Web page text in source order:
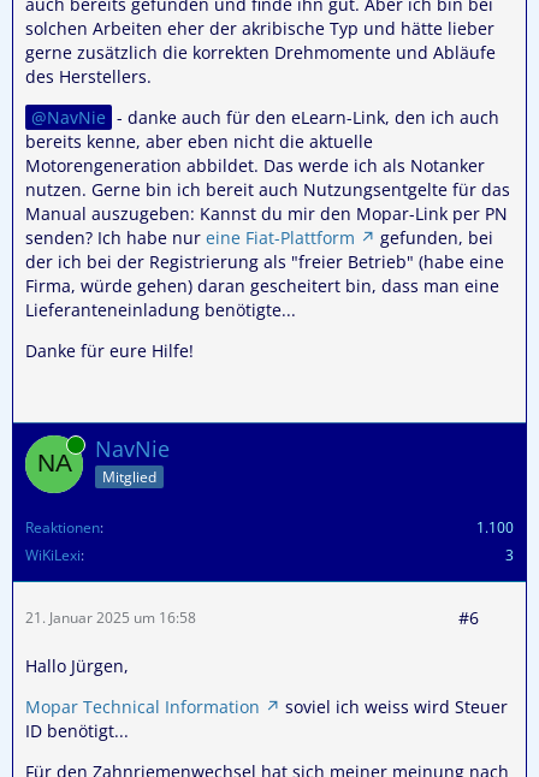
solchen Arbeiten eher der akribische Typ und hätte lieber
gerne zusätzlich die korrekten Drehmomente und Abläufe
des Herstellers.
NavNie - danke auch für den eLearn-Link, den ich auch
bereits kenne, aber eben nicht die aktuelle
Motorengeneration abbildet. Das werde ich als Notanker
nutzen. Gerne bin ich bereit auch Nutzungsentgelte für das
Manual auszugeben: Kannst du mir den Mopar-Link per PN
senden? Ich habe nur eine Fiat-Plattform
gefunden, bei
der ich bei der Registrierung als "freier Betrieb" (habe eine
Firma, würde gehen) daran gescheitert bin, dass man eine
Lieferanteneinladung benötigte...
Danke für eure Hilfe!
Online NavNie
Mitglied
Reaktionen
1.100
WiKiLexi
3
21. Januar 2025 um 16:58 #6
Hallo Jürgen,
Mopar Technical Information
soviel ich weiss wird Steuer
ID benötigt...
Für den Zahnriemenwechsel hat sich meiner meinung nach